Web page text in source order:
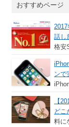
おすすめページ
話し
格安
ンで
【
どこ
料に